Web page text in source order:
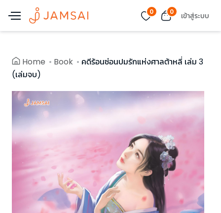
0 0 เข้าสู่ระบบ
Home Book
คดีร้อนซ่อนปมรักแห่งศาลต้าหลี่ เล่ม 3
(เล่มจบ)